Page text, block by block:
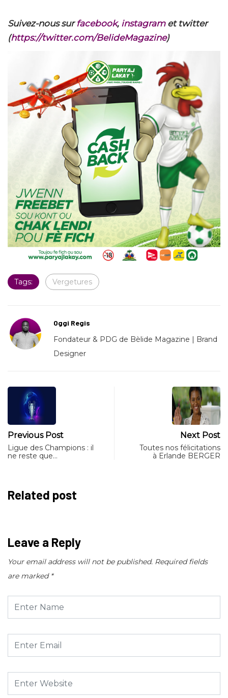
Suivez-nous sur facebook, instagramet twitter
(https://twitter.com/BelideMagazine)
Tags: Vergetures
Oggi Regis
Fondateur & PDG de Bèlide Magazine | Brand
Designer
Previous Post
Ligue des Champions : il
ne reste que…
Next Post
Toutes nos félicitations
à Erlande BERGER
Related post
Leave a Reply
Your email address will not be published. Required fields
are marked *